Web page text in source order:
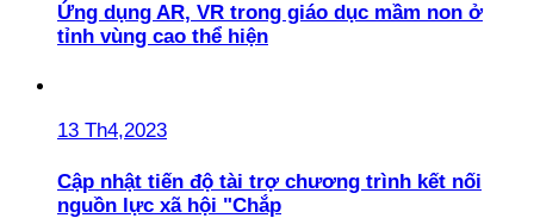
Ứng dụng AR, VR trong giáo dục mầm non ở
tỉnh vùng cao thể hiện
13 Th4,2023
Cập nhật tiến độ tài trợ chương trình kết nối
nguồn lực xã hội "Chắp